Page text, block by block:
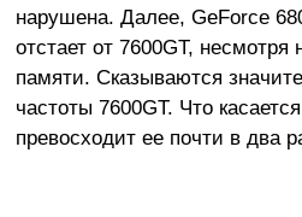
нарушена. Далее, GeForce
отстает от 7600GT,
памяти. Сказываются
частоты 7600GT. Что
превосходит ее почти в два